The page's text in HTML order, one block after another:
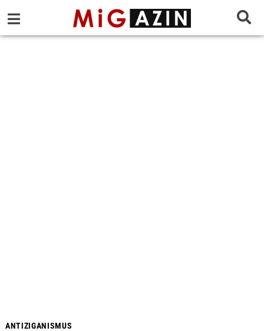
ANTIZIGANISMUS